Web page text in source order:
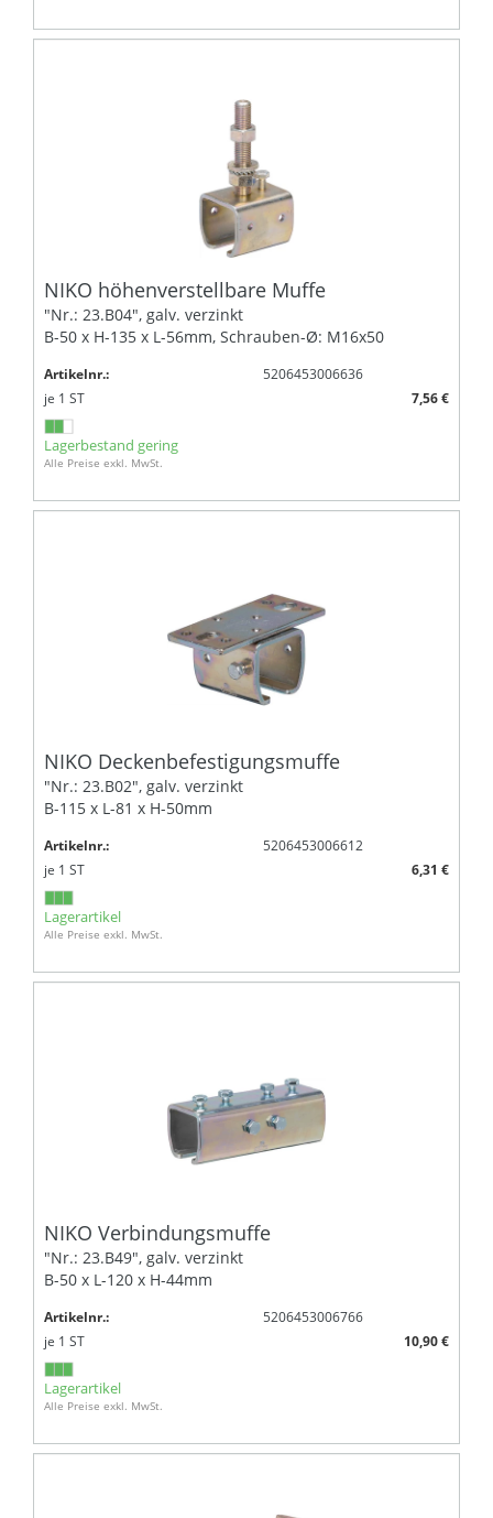
NIKO höhenverstellbare Muffe
"Nr.: 23.B04", galv. verzinkt
B-50 x H-135 x L-56mm, Schrauben-Ø: M16x50
Artikelnr.:
5206453006636
je 1 ST 7,56 €
Lagerbestand gering
Alle Preise exkl. MwSt.
NIKO Deckenbefestigungsmuffe
"Nr.: 23.B02", galv. verzinkt
B-115 x L-81 x H-50mm
Artikelnr.:
5206453006612
je 1 ST 6,31 €
Lagerartikel
Alle Preise exkl. MwSt.
NIKO Verbindungsmuffe
"Nr.: 23.B49", galv. verzinkt
B-50 x L-120 x H-44mm
Artikelnr.:
5206453006766
je 1 ST 10,90 €
Lagerartikel
Alle Preise exkl. MwSt.